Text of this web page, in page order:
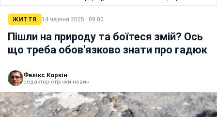
ЖИТТЯ 14 червня 2025 · 09:00
Пішли на природу та боїтеся змій? Ось
що треба обов'язково знати про гадюк
Фелікс Коркін
редактор стрічки новин